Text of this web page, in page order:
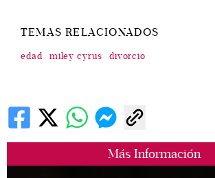
Más Información
TEMAS RELACIONADOS
edad miley cyrus divorcio